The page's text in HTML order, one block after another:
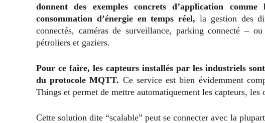
donnent des exemples concrets d’application
consommation d’énergie en temps réel, la gestion des
connectés, caméras de surveillance, parking connecté –
pétroliers et gaziers.
Pour ce faire, les capteurs installés par les industriels
du protocole MQTT. Ce service est bien évidemment
Things et permet de mettre automatiquement les capteurs, les
Cette solution dite “scalable” peut se connecter avec la